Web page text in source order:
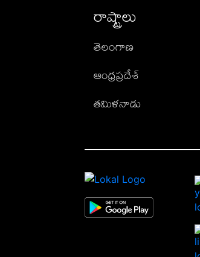
రాష్ట్రాలు
తెలంగాణ
ఆంధ్రప్రదేశ్
తమిళనాడు